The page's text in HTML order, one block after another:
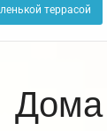
террасой